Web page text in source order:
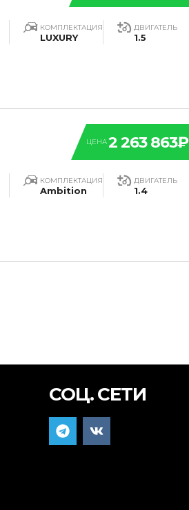
КОМПЛЕКТАЦИЯ
LUXURY
ДВИГАТЕЛЬ
1.5
ЦЕНА2 263 863₽
КОМПЛЕКТАЦИЯ
Ambition
ДВИГАТЕЛЬ
1.4
СОЦ. СЕТИ